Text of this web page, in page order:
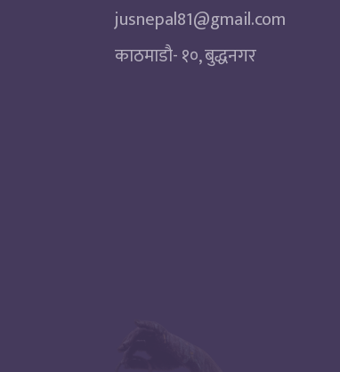
jusnepal81@gmail.com
काठमाडाै‌- १०, बुद्धनगर